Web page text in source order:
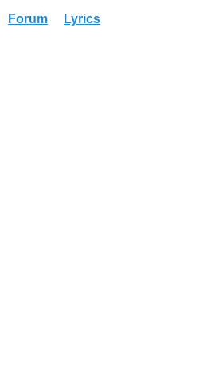
Forum Lyrics